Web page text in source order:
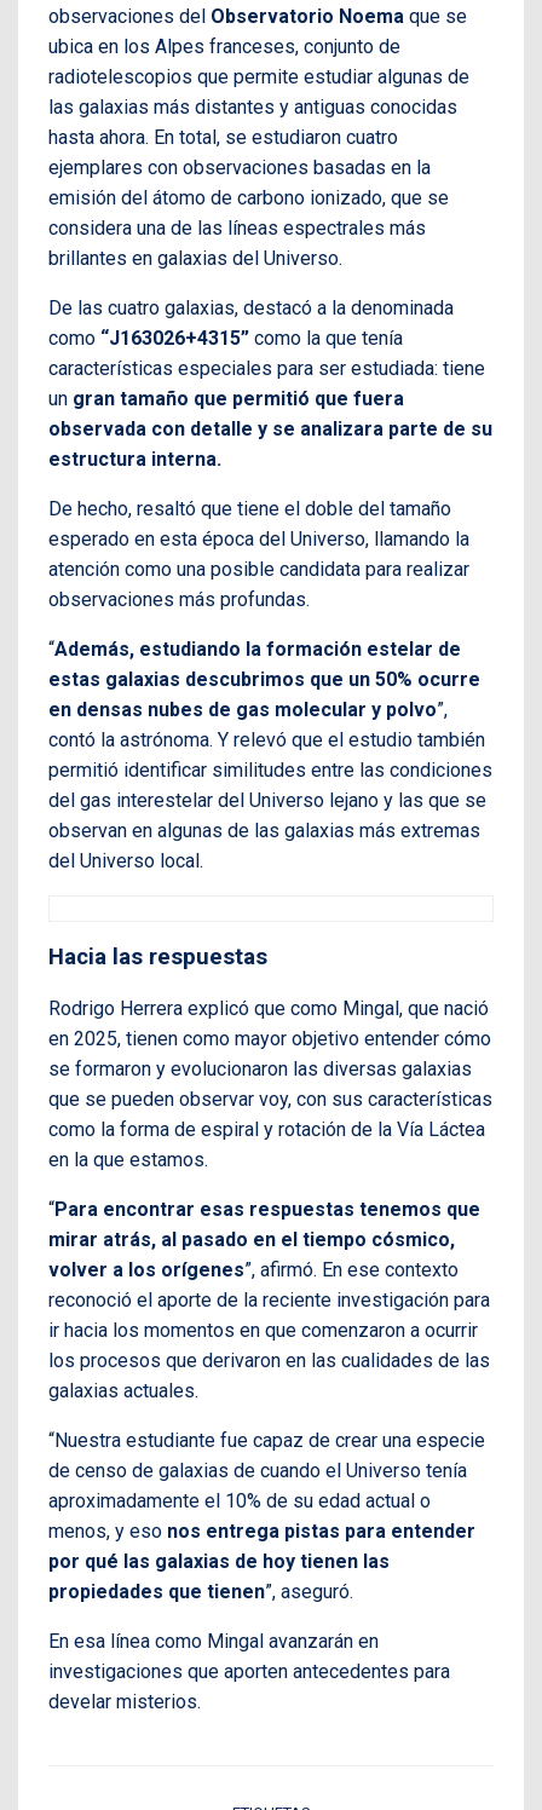
observaciones del Observatorio Noema que se
ubica en los Alpes franceses, conjunto de
radiotelescopios que permite estudiar algunas de
las galaxias más distantes y antiguas conocidas
hasta ahora. En total, se estudiaron cuatro
ejemplares con observaciones basadas en la
emisión del átomo de carbono ionizado, que se
considera una de las líneas espectrales más
brillantes en galaxias del Universo.
De las cuatro galaxias, destacó a la denominada
como “J163026+4315” como la que tenía
características especiales para ser estudiada: tiene
un gran tamaño que permitió que fuera
observada con detalle y se analizara parte de su
estructura interna.
De hecho, resaltó que tiene el doble del tamaño
esperado en esta época del Universo, llamando la
atención como una posible candidata para realizar
observaciones más profundas.
“Además, estudiando la formación estelar de
estas galaxias descubrimos que un 50% ocurre
en densas nubes de gas molecular y polvo”,
contó la astrónoma. Y relevó que el estudio también
permitió identificar similitudes entre las condiciones
del gas interestelar del Universo lejano y las que se
observan en algunas de las galaxias más extremas
del Universo local.
Hacia las respuestas
Rodrigo Herrera explicó que como Mingal, que nació
en 2025, tienen como mayor objetivo entender cómo
se formaron y evolucionaron las diversas galaxias
que se pueden observar voy, con sus características
como la forma de espiral y rotación de la Vía Láctea
en la que estamos.
“Para encontrar esas respuestas tenemos que
mirar atrás, al pasado en el tiempo cósmico,
volver a los orígenes”, afirmó. En ese contexto
reconoció el aporte de la reciente investigación para
ir hacia los momentos en que comenzaron a ocurrir
los procesos que derivaron en las cualidades de las
galaxias actuales.
“Nuestra estudiante fue capaz de crear una especie
de censo de galaxias de cuando el Universo tenía
aproximadamente el 10% de su edad actual o
menos, y eso nos entrega pistas para entender
por qué las galaxias de hoy tienen las
propiedades que tienen”, aseguró.
En esa línea como Mingal avanzarán en
investigaciones que aporten antecedentes para
develar misterios.